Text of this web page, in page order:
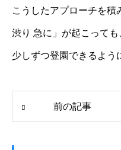
こうしたアプローチを積
渋り 急に」が起こって
少しずつ登園できるよう
前の記事